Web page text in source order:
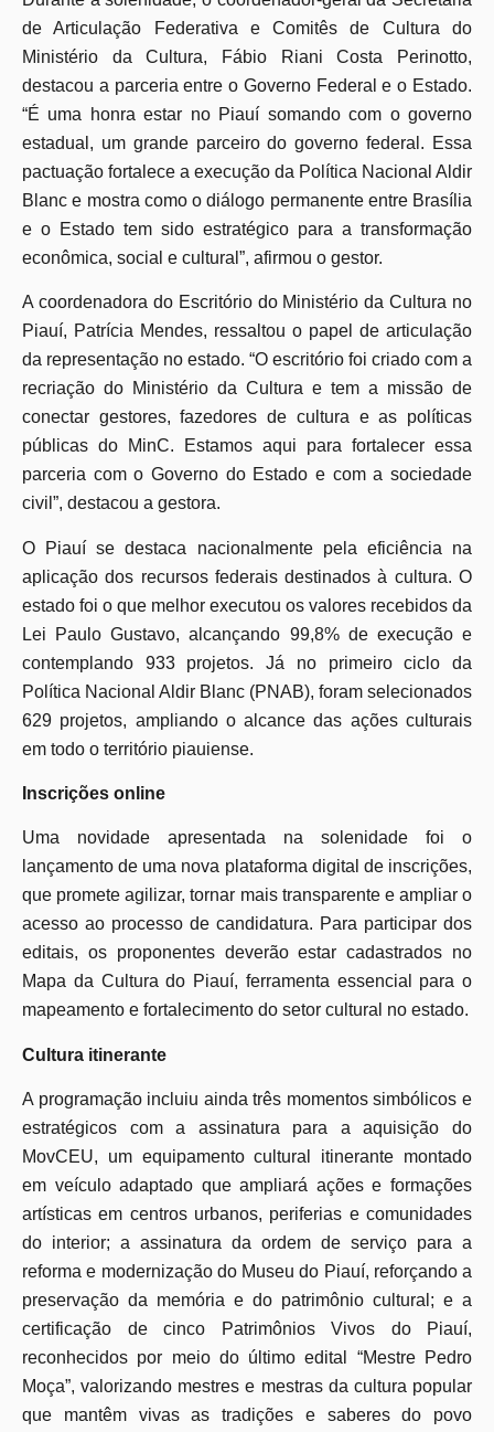
de Articulação Federativa e Comitês de Cultura do
Ministério da Cultura, Fábio Riani Costa Perinotto,
destacou a parceria entre o Governo Federal e o Estado.
“É uma honra estar no Piauí somando com o governo
estadual, um grande parceiro do governo federal. Essa
pactuação fortalece a execução da Política Nacional Aldir
Blanc e mostra como o diálogo permanente entre Brasília
e o Estado tem sido estratégico para a transformação
econômica, social e cultural”, afirmou o gestor.
A coordenadora do Escritório do Ministério da Cultura no
Piauí, Patrícia Mendes, ressaltou o papel de articulação
da representação no estado. “O escritório foi criado com a
recriação do Ministério da Cultura e tem a missão de
conectar gestores, fazedores de cultura e as políticas
públicas do MinC. Estamos aqui para fortalecer essa
parceria com o Governo do Estado e com a sociedade
civil”, destacou a gestora.
O Piauí se destaca nacionalmente pela eficiência na
aplicação dos recursos federais destinados à cultura. O
estado foi o que melhor executou os valores recebidos da
Lei Paulo Gustavo, alcançando 99,8% de execução e
contemplando 933 projetos. Já no primeiro ciclo da
Política Nacional Aldir Blanc (PNAB), foram selecionados
629 projetos, ampliando o alcance das ações culturais
em todo o território piauiense.
Inscrições online
Uma novidade apresentada na solenidade foi o
lançamento de uma nova plataforma digital de inscrições,
que promete agilizar, tornar mais transparente e ampliar o
acesso ao processo de candidatura. Para participar dos
editais, os proponentes deverão estar cadastrados no
Mapa da Cultura do Piauí, ferramenta essencial para o
mapeamento e fortalecimento do setor cultural no estado.
Cultura itinerante
A programação incluiu ainda três momentos simbólicos e
estratégicos com a assinatura para a aquisição do
MovCEU, um equipamento cultural itinerante montado
em veículo adaptado que ampliará ações e formações
artísticas em centros urbanos, periferias e comunidades
do interior; a assinatura da ordem de serviço para a
reforma e modernização do Museu do Piauí, reforçando a
preservação da memória e do patrimônio cultural; e a
certificação de cinco Patrimônios Vivos do Piauí,
reconhecidos por meio do último edital “Mestre Pedro
Moça”, valorizando mestres e mestras da cultura popular
que mantêm vivas as tradições e saberes do povo